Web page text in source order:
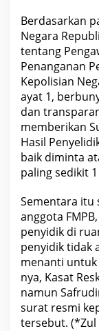
Berdasarkan
Negara
tentang
Penanganan
Kepolisian
ayat 1,
dan
memberikan
Hasil
baik diminta
paling sedikit
Sementara itu
anggota
penyidik di
penyidik tidak
menanti
nya, Kasat
namun
surat resmi
tersebut. (*Zul